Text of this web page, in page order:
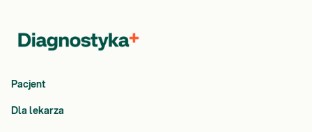
Pacjent
Dla lekarza